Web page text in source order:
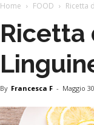
Home FOOD Ricetta
Ricetta
By Francesca F - Maggio